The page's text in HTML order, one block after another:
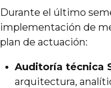
Durante el último
implementación de
plan de actuación:
Auditoría técnica
arquitectura,